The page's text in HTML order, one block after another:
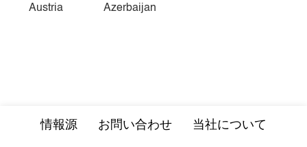
Austria Azerbaijan
情報源 お問い合わせ 当社について